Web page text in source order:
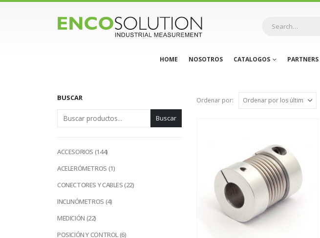
HOME NOSOTROS CATALOGOS PARTNERS
Ordenar por:
BUSCAR
Buscar
ACCESORIOS 144144
ACELERÓMETROS 11
CONECTORES Y CABLES 2222
INCLINÓMETROS 44
MEDICIÓN 2222
POSICIÓN Y CONTROL 66